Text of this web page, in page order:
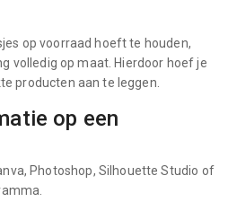
op voorraad hoeft te houden,
volledig op maat. Hierdoor hoef je
producten aan te leggen.
op een
Photoshop, Silhouette Studio of